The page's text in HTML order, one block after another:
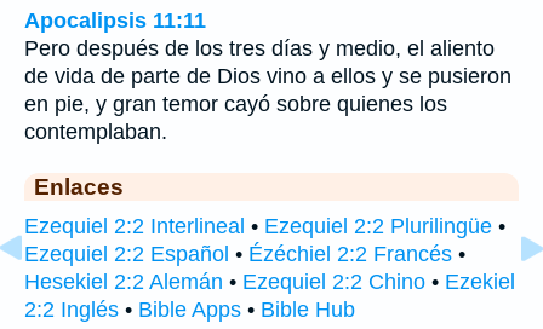
Apocalipsis 11:11
Pero después de los tres días y medio, el aliento
de vida de parte de Dios vino a ellos y se pusieron
en pie, y gran temor cayó sobre quienes los
contemplaban.
Enlaces
Ezequiel 2:2 Interlineal • Ezequiel 2:2 Plurilingüe •
Ezequiel 2:2 Español • Ézéchiel 2:2 Francés •
Hesekiel 2:2 Alemán • Ezequiel 2:2 Chino • Ezekiel
2:2 Inglés • Bible Apps • Bible Hub